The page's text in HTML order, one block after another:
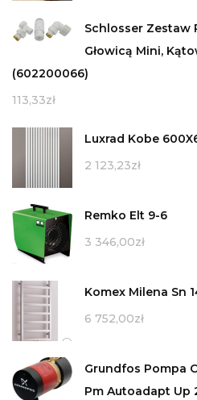
Schlosser Zestaw
Głowicą Mini,
(602200066)
113,33zł
Luxrad Kobe
2 123,23zł
Remko Elt 9-6
3 346,00zł
Komex Milena Sn
6 752,00zł
Grundfos Pompa
Pm Autoadapt Up